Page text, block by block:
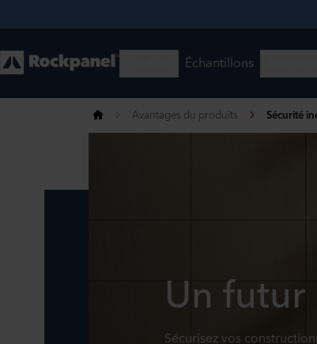
Avantages du produits Sécurité
Un
Sécurisez vos